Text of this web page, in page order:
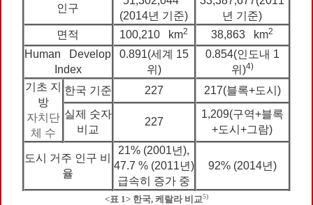
인구
(2014년 기준)
년 기준)
면적
100,210 km2 38,863 km2
Human Develop
Index
0.891(세계 15
위)
0.854(인도내 1
위)4)
기초 지
방
자치단
체 수
한국 기준 227
217(블록+도시)
실제 숫자
비교
227
1,209(구역+블록
+도시+그람)
도시 거주 인구 비
율
21% (2001년),
47.7 % (2011년)
급속히 증가 중
92% (2014년)
<표 1> 한국, 케랄라 비교5)